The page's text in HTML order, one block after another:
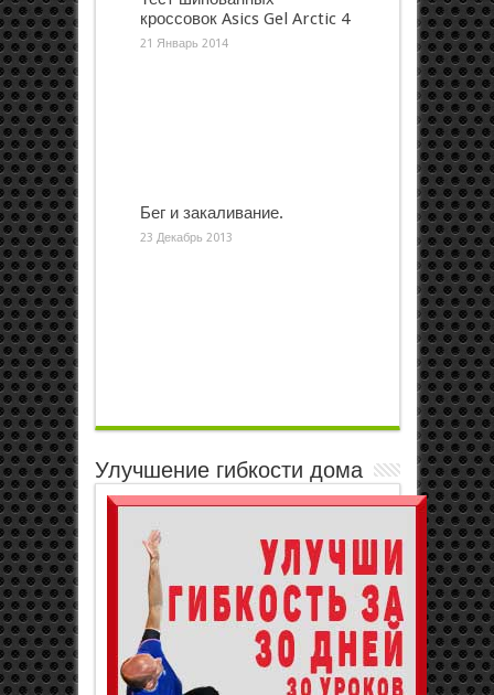
кроссовок Asics Gel Arctic 4
21 Январь 2014
Бег и закаливание.
23 Декабрь 2013
Улучшение гибкости дома